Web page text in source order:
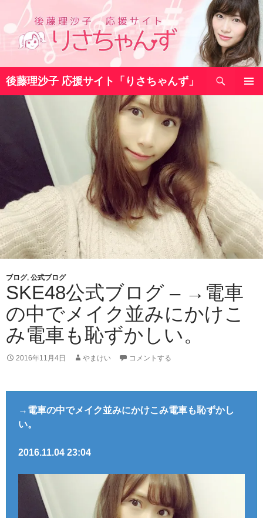
テ
へ後藤理沙子 応援サイト「りさちゃんず」
索
ブログ, 公式ブログ
SKE48公式ブログ – →電車
の中でメイク並みにかけこ
み電車も恥ずかしい。
2016年11月4日 やまけい コメントする
→電車の中でメイク並みにかけこみ電車も恥ずかし
い。
2016.11.04 23:04